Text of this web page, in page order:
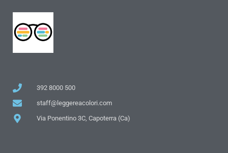
392 8000 500
staff@leggereacolori.com
Via Ponentino 3C, Capoterra (Ca)